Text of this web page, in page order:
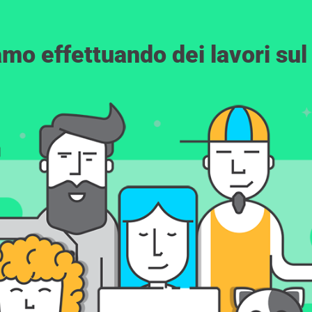
effettuando dei lavori